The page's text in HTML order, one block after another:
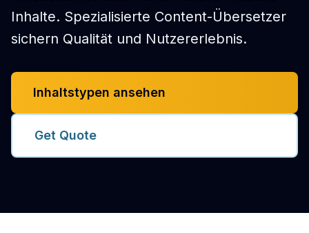
Inhalte. Spezialisierte Content-Übersetzer
sichern Qualität und Nutzererlebnis.
Inhaltstypen ansehen
Get Quote